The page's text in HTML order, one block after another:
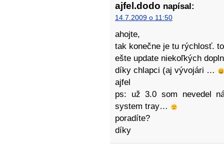
ajfel.dodo napísal:
14.7.2009 o 11:50
ahojte,
tak konečne je tu rýchlosť.
ešte update niekoľkých
díky chlapci (aj vývojári …
ajfel
ps: už 3.0 som nevedel
system tray…
poradíte?
díky